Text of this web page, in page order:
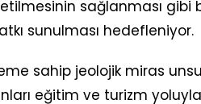
sağlanması
sunulması hedefleniyor.
sahip jeolojik miras
eğitim ve turizm